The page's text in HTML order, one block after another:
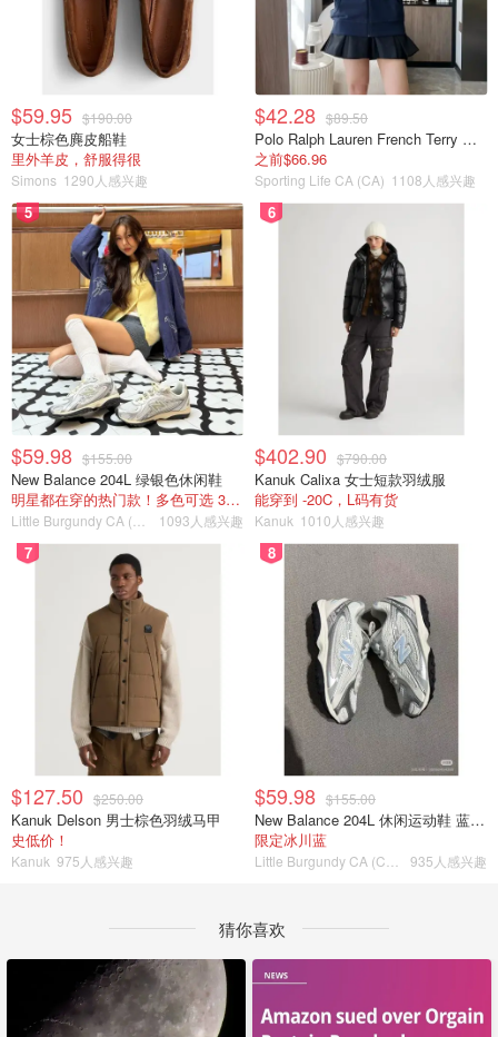
$59.95 $190.00
女士棕色麂皮船鞋
里外羊皮，舒服得很
Simons 1290人感兴趣
$42.28 $89.50
Polo Ralph Lauren French Terry 女童连帽卫衣 7-16码
之前$66.96
Sporting Life CA (CA) 1108人感兴趣
5
$59.98 $155.00
New Balance 204L 绿银色休闲鞋
明星都在穿的热门款！多色可选 3.8折
1093人感兴趣
6
$402.90 $790.00
Kanuk Calixa 女士短款羽绒服
能穿到 -20C，L码有货
Kanuk 1010人感兴趣
7
$127.50 $250.00
Kanuk Delson 男士棕色羽绒马甲
史低价！
Kanuk 975人感兴趣
8
$59.98 $155.00
New Balance 204L 休闲运动鞋 蓝银色
限定冰川蓝
935人感兴趣
猜你喜欢